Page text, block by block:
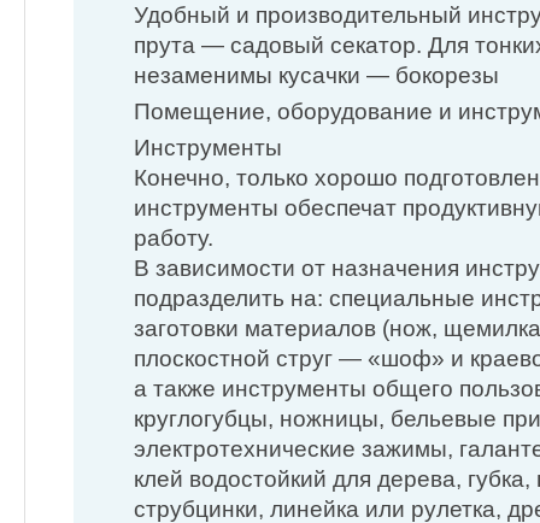
Удобный и производительный
прута — садовый секатор. Для
незаменимы кусачки — бокорезы
Помещение, оборудование и
Инструменты
Конечно, только хорошо
инструменты обеспечат
работу.
В зависимости от назначения
подразделить на: специальные
заготовки материалов (нож,
плоскостной струг — «шоф» и
а также инструменты общего
круглогубцы, ножницы, бельевые
электротехнические зажимы,
клей водостойкий для дерева,
струбцинки, линейка или рулетка,